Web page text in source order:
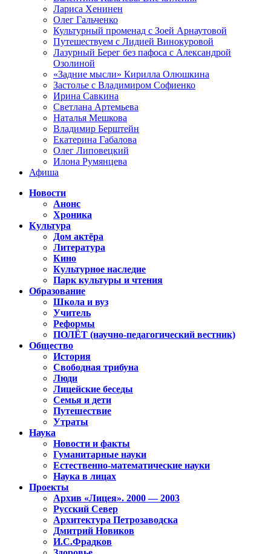
Лариса Хенинен
Олег Гальченко
Культурный променад с Зоей Арнаутовой
Путешествуем с Лидией Винокуровой
Лазурный Берег без пафоса с Александрой
Озолиной
«Задние мысли» Кирилла Олюшкина
Застолье с Владимиром Софиенко
Ирина Савкина
Светлана Артемьева
Наталья Мешкова
Владимир Берштейн
Екатерина Габалова
Олег Липовецкий
Илона Румянцева
Афиша
Новости
Анонс
Хроника
Культура
Дом актёра
Литература
Кино
Культурное наследие
Парк культуры и чтения
Образование
Школа и вуз
Учитель
Реформы
ПОЛЁТ (научно-педагогический вестник)
Общество
История
Свободная трибуна
Люди
Лицейские беседы
Семья и дети
Путешествие
Утраты
Наука
Новости и факты
Гуманитарные науки
Естественно-математические науки
Наука в лицах
Проекты
Архив «Лицея». 2000 — 2003
Русский Север
Архитектура Петрозаводска
Дмитрий Новиков
И.С.Фрадков